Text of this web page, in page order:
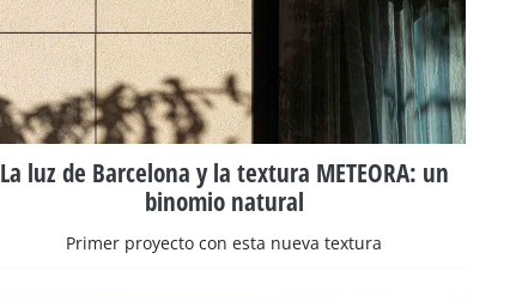
La luz de Barcelona y la textura METEORA: un
binomio natural
Primer proyecto con esta nueva textura